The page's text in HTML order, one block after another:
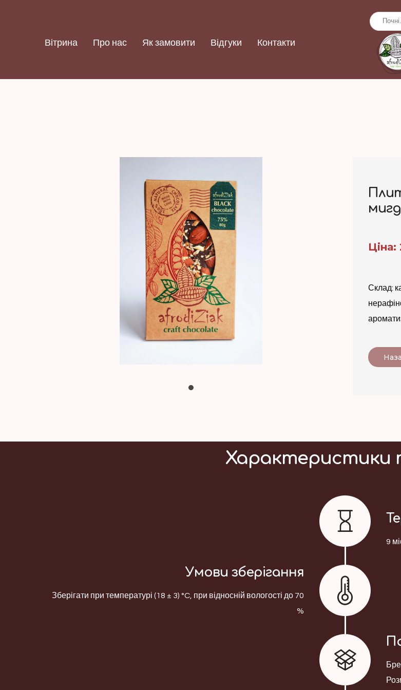
Вітрина Про нас Як замовити Відгуки Контакти
Ціна:
Склад:
Характеристики
9
Умови зберігання
Зберігати при температурі (18 ± 3) °C, при відносній вологості до 70
%